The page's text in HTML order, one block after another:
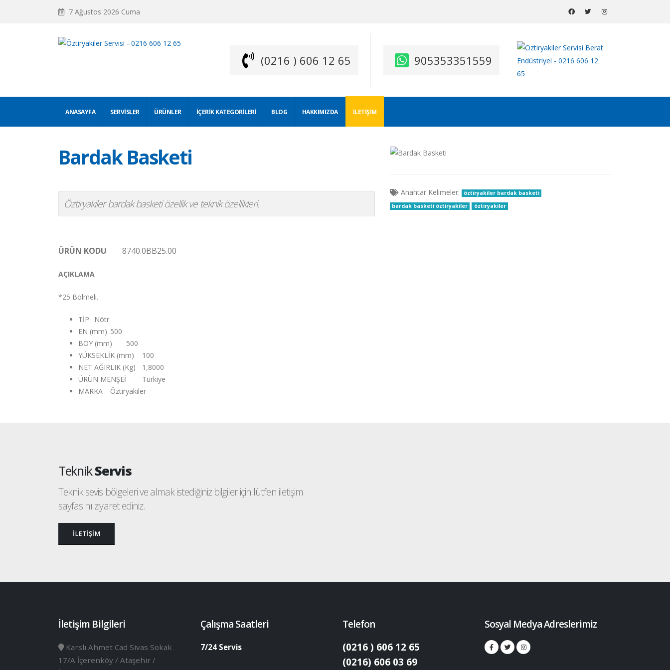
7 Ağustos 2026 Cuma
(0216 ) 606 12 65 905353351559
ANASAYFA SERVISLER ÜRÜNLER İÇERIK KATEGORILERI BLOG HAKKIMIZDA İLETIŞIM
Bardak Basketi
Öztiryakiler bardak basketi özellik ve teknik özellikleri.
ÜRÜN KODU 8740.0BB25.00
AÇIKLAMA
*25 Bölmeli.
TİP
Nötr
EN (mm) 500
BOY (mm)
500
YÜKSEKLİK (mm)
100
NET AĞIRLIK (Kg)
1,8000
ÜRÜN MENŞEİ
Türkiye
MARKA
Öztiryakiler
Anahtar Kelimeler:
öztiryakiler bardak basketi
bardak basketi öztiryakiler
öztiryakiler
TeknikServis
Teknik sevis bölgeleri ve almak istediğiniz bilgiler için lütfen iletişim
sayfasını ziyaret ediniz.
İLETİŞİM
İletişim Bilgileri
Karslı Ahmet Cad Sivas Sokak
17/A İçerenköy / Ataşehir /
Çalışma Saatleri
7/24 Servis
Telefon
(0216 ) 606 12 65
(0216) 606 03 69
Sosyal Medya Adreslerimiz